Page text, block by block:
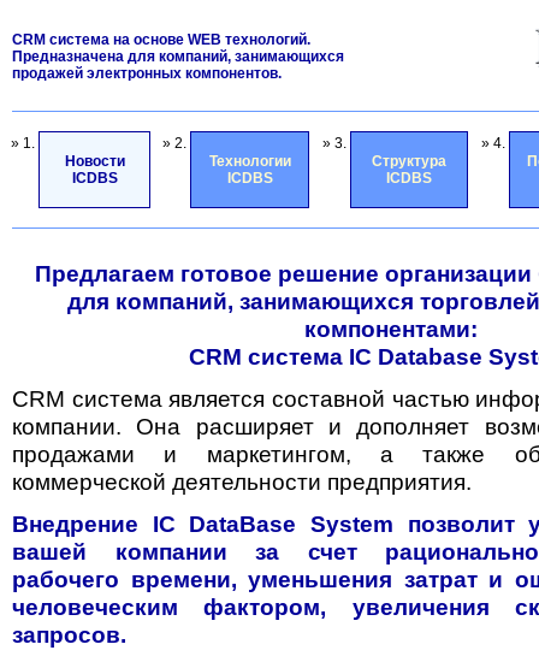
CRM система на основе WEB технологий.
Предназначена для компаний, занимающихся
продажей электронных компонентов.
» 1.
Новости
ICDBS
» 2.
Технологии
ICDBS
» 3.
Структура
ICDBS
» 4.
Предлагаем готовое решение
для компаний, занимающихся
компонентами:
CRM система IC Database
CRM система является составной частью
компании. Она расширяет и дополняет
продажами и маркетингом, а также
коммерческой деятельности предприятия.
Внедрение IC DataBase System позволит
вашей компании за счет
рабочего времени, уменьшения затрат и
человеческим фактором, увеличения
запросов.